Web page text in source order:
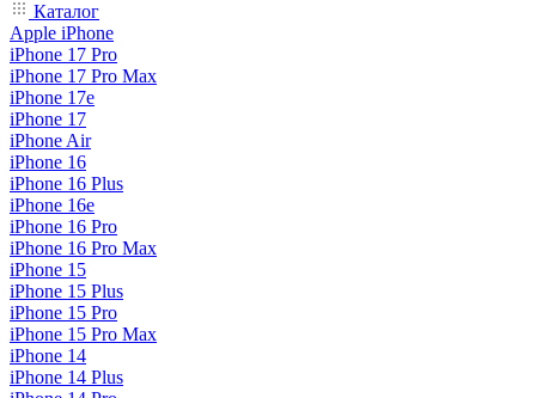
Каталог
Apple iPhone
iPhone 17 Pro
iPhone 17 Pro Max
iPhone 17e
iPhone 17
iPhone Air
iPhone 16
iPhone 16 Plus
iPhone 16e
iPhone 16 Pro
iPhone 16 Pro Max
iPhone 15
iPhone 15 Plus
iPhone 15 Pro
iPhone 15 Pro Max
iPhone 14
iPhone 14 Plus